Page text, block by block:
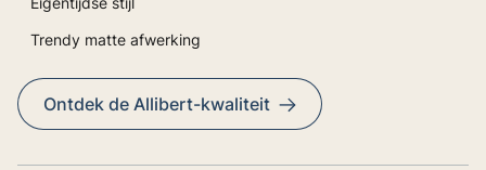
Trendy matte afwerking
Ontdek de Allibert-kwaliteit